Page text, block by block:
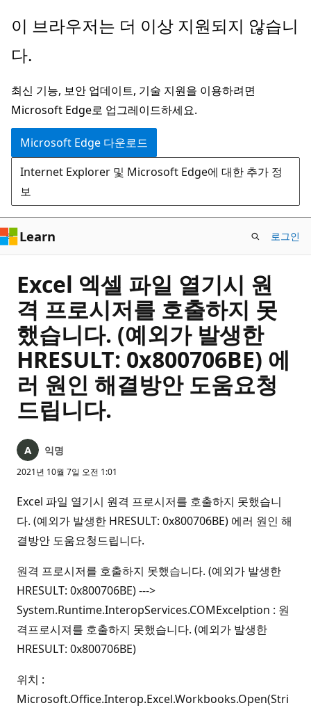
주
콘
츠
로
건
너
뛰
기
이 브라우저는 더 이상 지원되지 않습니
다.
최신 기능, 보안 업데이트, 기술 지원을 이용하려면
Microsoft Edge로 업그레이드하세요.
Microsoft Edge 다운로드
Internet Explorer 및 Microsoft Edge에 대한 추가 정
보
Learn 로그인
Excel 엑셀 파일 열기시 원
격 프로시저를 호출하지 못
했습니다. (예외가 발생한
HRESULT: 0x800706BE) 에
러 원인 해결방안 도움요청
드립니다.
익명
2021년 10월 7일 오전 1:01
Excel 파일 열기시 원격 프로시저를 호출하지 못했습니
다. (예외가 발생한 HRESULT: 0x800706BE) 에러 원인 해
결방안 도움요청드립니다.
원격 프로시저를 호출하지 못했습니다. (예외가 발생한
HRESULT: 0x800706BE) --->
System.Runtime.InteropServices.COMExcelption : 원
격프로시져를 호출하지 못했습니다. (예외가 발생한
HRESULT: 0x800706BE)
위치 :
Microsoft.Office.Interop.Excel.Workbooks.Open(Stri